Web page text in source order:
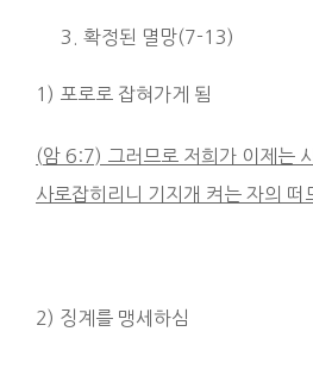
확정된 멸망(7-13)
1) 포로로 잡혀가게 됨
(암 6:7) 그러므로 저희가 이제는
사로잡히리니 기지개 켜는 자의 떠
2) 징계를 맹세하심